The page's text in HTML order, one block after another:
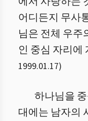
어디든지 무사
님은 전체 우주
인 중심 자리에
1999.01.17)
하나님을
대에는 남자의